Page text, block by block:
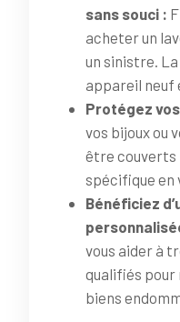
sans souci :
acheter un
un sinistre. La
appareil neuf
Protégez
vos bijoux ou
être couverts
spécifique en
Bénéficiez
vous aider à
qualifiés pour
biens